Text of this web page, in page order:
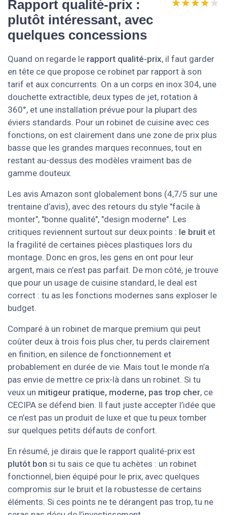
Rapport qualité-prix :
plutôt intéressant, avec
quelques concessions
★★★★★
★★★★★
Quand on regarde le rapport qualité-prix, il faut garder
en tête ce que propose ce robinet par rapport à son
tarif et aux concurrents. On a un corps en inox 304, une
douchette extractible, deux types de jet, rotation à
360°, et une installation prévue pour la plupart des
éviers standards. Pour un robinet de cuisine avec ces
fonctions, on est clairement dans une zone de prix plus
basse que les grandes marques reconnues, tout en
restant au-dessus des modèles vraiment bas de
gamme douteux.
Les avis Amazon sont globalement bons (4,7/5 sur une
trentaine d’avis), avec des retours du style "facile à
monter", "bonne qualité", "design moderne". Les
critiques reviennent surtout sur deux points : le bruit et
la fragilité de certaines pièces plastiques lors du
montage. Donc en gros, les gens en ont pour leur
argent, mais ce n’est pas parfait. De mon côté, je trouve
que pour un usage de cuisine standard, le deal est
correct : tu as les fonctions modernes sans exploser le
budget.
Comparé à un robinet de marque premium qui peut
coûter deux à trois fois plus cher, tu perds clairement
en finition, en silence de fonctionnement et
probablement en durée de vie. Mais tout le monde n’a
pas envie de mettre ce prix-là dans un robinet. Si tu
veux un mitigeur pratique, moderne, pas trop cher, ce
CECIPA se défend bien. Il faut juste accepter l’idée que
ce n’est pas un produit de luxe et que tu peux tomber
sur quelques petits défauts de confort.
En résumé, je dirais que le rapport qualité-prix est
plutôt bon si tu sais ce que tu achètes : un robinet
fonctionnel, bien équipé pour le prix, avec quelques
compromis sur le bruit et la robustesse de certains
éléments. Si ces points ne te dérangent pas trop, tu ne